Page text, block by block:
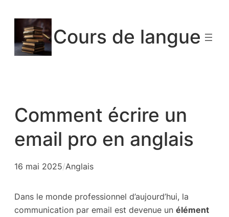
contenu
Cours de langue
Comment écrire un
email pro en anglais
16 mai 2025/Anglais
Dans le monde professionnel d’aujourd’hui, la
communication par email est devenue un élément